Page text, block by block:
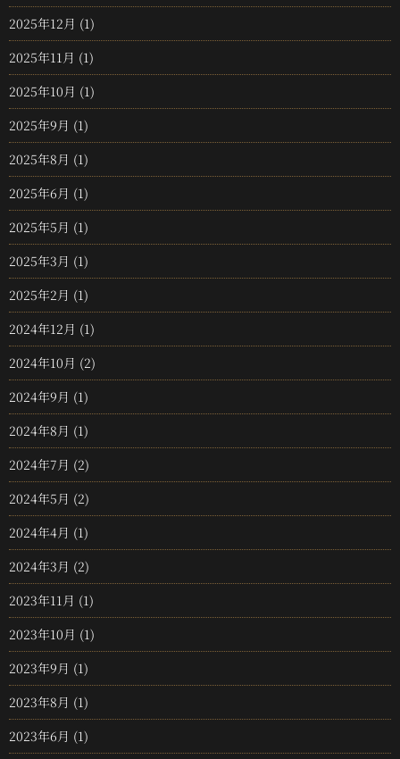
2025年12月 (1)
2025年11月 (1)
2025年10月 (1)
2025年9月 (1)
2025年8月 (1)
2025年6月 (1)
2025年5月 (1)
2025年3月 (1)
2025年2月 (1)
2024年12月 (1)
2024年10月 (2)
2024年9月 (1)
2024年8月 (1)
2024年7月 (2)
2024年5月 (2)
2024年4月 (1)
2024年3月 (2)
2023年11月 (1)
2023年10月 (1)
2023年9月 (1)
2023年8月 (1)
2023年6月 (1)